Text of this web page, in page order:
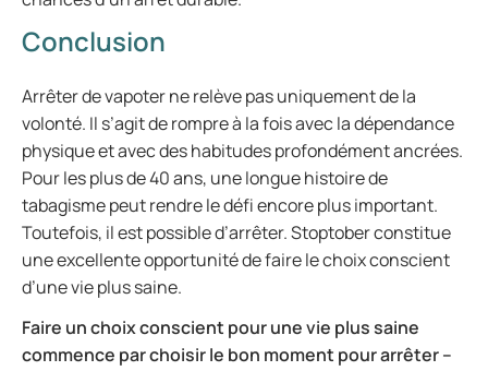
Conclusion
Arrêter de vapoter ne relève pas uniquement de la
volonté. Il s’agit de rompre à la fois avec la dépendance
physique et avec des habitudes profondément ancrées.
Pour les plus de 40 ans, une longue histoire de
tabagisme peut rendre le défi encore plus important.
Toutefois, il est possible d’arrêter. Stoptober constitue
une excellente opportunité de faire le choix conscient
d’une vie plus saine.
Faire un choix conscient pour une vie plus saine
commence par choisir le bon moment pour arrêter –